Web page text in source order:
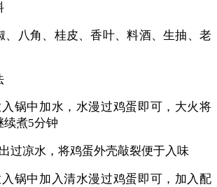
、八角、桂皮、香叶、料酒、生抽、老
锅中加水，水漫过鸡蛋即可，大火将
续煮5分钟
过凉水，将鸡蛋外壳敲裂便于入味
锅中加入清水漫过鸡蛋即可，加入配